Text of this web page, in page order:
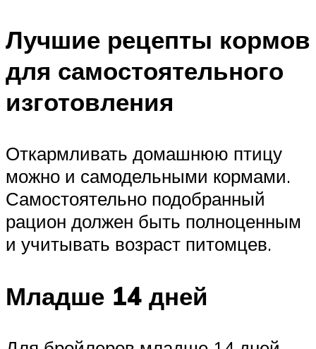
Лучшие рецепты кормов
для самостоятельного
изготовления
Откармливать домашнюю птицу
можно и самодельными кормами.
Самостоятельно подобранный
рацион должен быть полноценным
и учитывать возраст питомцев.
Младше 14 дней